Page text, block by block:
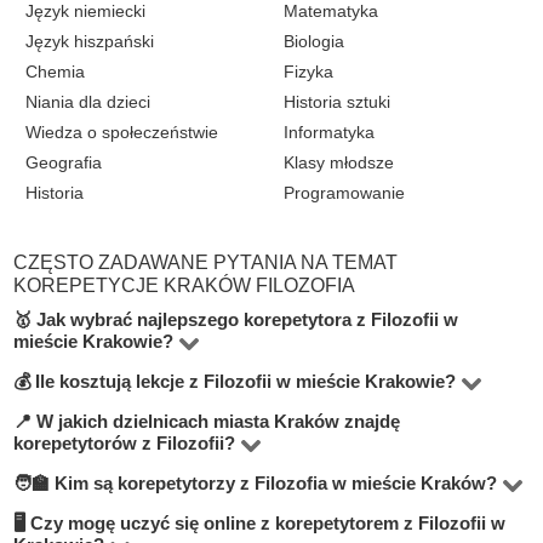
Język niemiecki
Matematyka
Język hiszpański
Biologia
Chemia
Fizyka
Niania dla dzieci
Historia sztuki
Wiedza o społeczeństwie
Informatyka
Geografia
Klasy młodsze
Historia
Programowanie
CZĘSTO ZADAWANE PYTANIA NA TEMAT
KOREPETYCJE KRAKÓW FILOZOFIA
🥇 Jak wybrać najlepszego korepetytora z Filozofii w
mieście Krakowie?
Na platformie BUKI znajdziesz 2 korepetytorów
oferujących zajęcia z Filozofia w miejscowości Kraków.
Przy wyborze zwróć uwagę na cenę, opinie,
doświadczenie, wykształcenie oraz lokalizację. Warto
szukać korepetytorów z opcją darmowej lekcji próbnej,
💰 Ile kosztują lekcje z Filozofii w mieście Krakowie?
Ceny zależą od poziomu, doświadczenia korepetytora i
trybu zajęć (online lub stacjonarnie). Średnia cena w
mieście Kraków wynosi od 50 do 100 zł/h.
📍 W jakich dzielnicach miasta Kraków znajdę
korepetytorów z Filozofii?
Na BUKI możesz znaleźć nauczycieli w niemal
wszystkich dzielnicach miasta Kraków. Możesz też
🧑‍🏫 Kim są korepetytorzy z Filozofia w mieście Kraków?
Na BUKI znajdziesz wykwalifikowanych nauczycieli,
🖥 Czy mogę uczyć się online z korepetytorem z Filozofii w